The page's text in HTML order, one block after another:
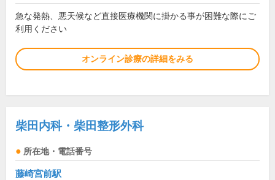
急な発熱、悪天候など直接医療機関に掛かる事が困難な際にご
利用ください
オンライン診療の詳細をみる
柴田内科・柴田整形外科
所在地・電話番号
藤崎宮前駅